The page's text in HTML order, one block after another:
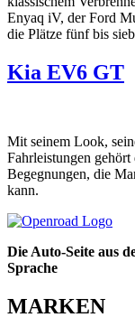
Enyaq iV, der Ford
die Plätze fünf bis
Kia EV6 GT
Mit seinem Look,
Fahrleistungen
Begegnungen, die
kann.
Die Auto-Seite aus
Sprache
MARKEN